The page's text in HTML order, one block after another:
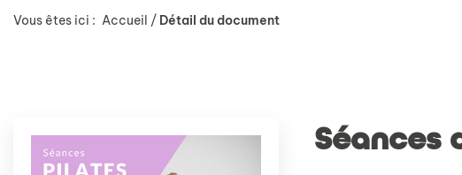
Vous êtes ici : Accueil / Détail du document
Séances